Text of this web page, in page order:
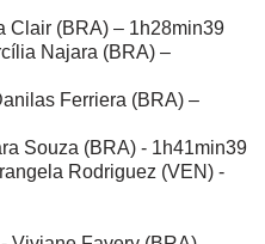
Clair (BRA) – 1h28min39
Najara (BRA) –
Ferriera (BRA) –
Souza (BRA) - 1h41min39
Rodriguez (VEN) -